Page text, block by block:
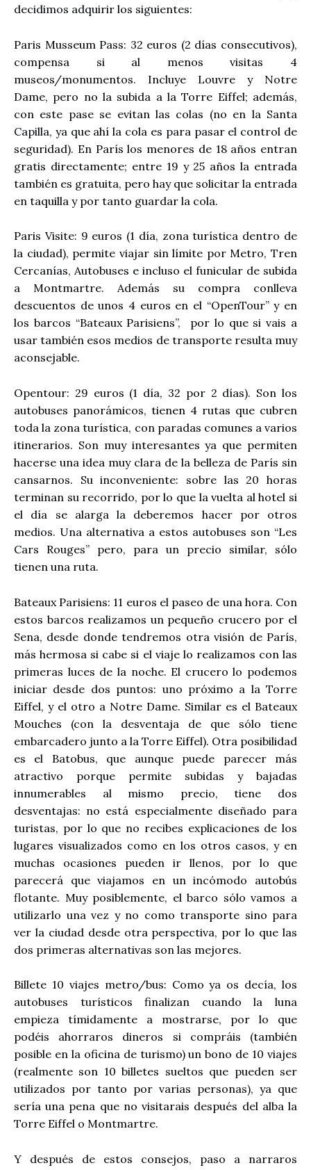
decidimos adquirir los siguientes:
Paris Musseum Pass: 32 euros (2 días consecutivos),
compensa si al menos visitas 4
museos/monumentos. Incluye Louvre y Notre
Dame, pero no la subida a la Torre Eiffel; además,
con este pase se evitan las colas (no en la Santa
Capilla, ya que ahí la cola es para pasar el control de
seguridad). En París los menores de 18 años entran
gratis directamente; entre 19 y 25 años la entrada
también es gratuita, pero hay que solicitar la entrada
en taquilla y por tanto guardar la cola.
Paris Visite: 9 euros (1 día, zona turística dentro de
la ciudad), permite viajar sin límite por Metro, Tren
Cercanías, Autobuses e incluso el funicular de subida
a Montmartre. Además su compra conlleva
descuentos de unos 4 euros en el “OpenTour” y en
los barcos “Bateaux Parisiens”, por lo que si vais a
usar también esos medios de transporte resulta muy
aconsejable.
Opentour: 29 euros (1 día, 32 por 2 días). Son los
autobuses panorámicos, tienen 4 rutas que cubren
toda la zona turística, con paradas comunes a varios
itinerarios. Son muy interesantes ya que permiten
hacerse una idea muy clara de la belleza de París sin
cansarnos. Su inconveniente: sobre las 20 horas
terminan su recorrido, por lo que la vuelta al hotel si
el día se alarga la deberemos hacer por otros
medios. Una alternativa a estos autobuses son “Les
Cars Rouges” pero, para un precio similar, sólo
tienen una ruta.
Bateaux Parisiens: 11 euros el paseo de una hora. Con
estos barcos realizamos un pequeño crucero por el
Sena, desde donde tendremos otra visión de París,
más hermosa si cabe si el viaje lo realizamos con las
primeras luces de la noche. El crucero lo podemos
iniciar desde dos puntos: uno próximo a la Torre
Eiffel, y el otro a Notre Dame. Similar es el Bateaux
Mouches (con la desventaja de que sólo tiene
embarcadero junto a la Torre Eiffel). Otra posibilidad
es el Batobus, que aunque puede parecer más
atractivo porque permite subidas y bajadas
innumerables al mismo precio, tiene dos
desventajas: no está especialmente diseñado para
turistas, por lo que no recibes explicaciones de los
lugares visualizados como en los otros casos, y en
muchas ocasiones pueden ir llenos, por lo que
parecerá que viajamos en un incómodo autobús
flotante. Muy posiblemente, el barco sólo vamos a
utilizarlo una vez y no como transporte sino para
ver la ciudad desde otra perspectiva, por lo que las
dos primeras alternativas son las mejores.
Billete 10 viajes metro/bus: Como ya os decía, los
autobuses turísticos finalizan cuando la luna
empieza tímidamente a mostrarse, por lo que
podéis ahorraros dineros si compráis (también
posible en la oficina de turismo) un bono de 10 viajes
(realmente son 10 billetes sueltos que pueden ser
utilizados por tanto por varias personas), ya que
sería una pena que no visitarais después del alba la
Torre Eiffel o Montmartre.
Y después de estos consejos, paso a narraros